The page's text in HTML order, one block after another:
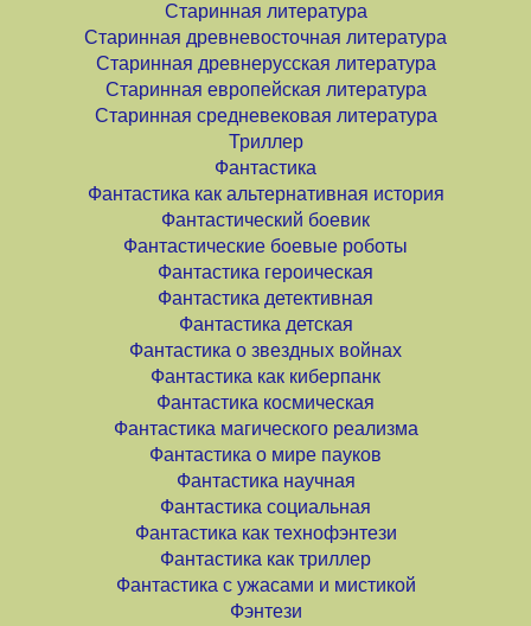
Старинная литература
Старинная древневосточная литература
Старинная древнерусская литература
Старинная европейская литература
Старинная средневековая литература
Триллер
Фантастика
Фантастика как альтернативная история
Фантастический боевик
Фантастические боевые роботы
Фантастика героическая
Фантастика детективная
Фантастика детская
Фантастика о звездных войнах
Фантастика как киберпанк
Фантастика космическая
Фантастика магического реализма
Фантастика о мире пауков
Фантастика научная
Фантастика социальная
Фантастика как технофэнтези
Фантастика как триллер
Фантастика с ужасами и мистикой
Фэнтези